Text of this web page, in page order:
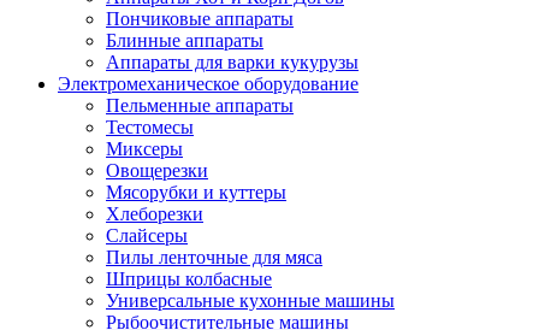
Пончиковые аппараты
Блинные аппараты
Аппараты для варки кукурузы
Электромеханическое оборудование
Пельменные аппараты
Тестомесы
Миксеры
Овощерезки
Мясорубки и куттеры
Хлеборезки
Слайсеры
Пилы ленточные для мяса
Шприцы колбасные
Универсальные кухонные машины
Рыбоочистительные машины